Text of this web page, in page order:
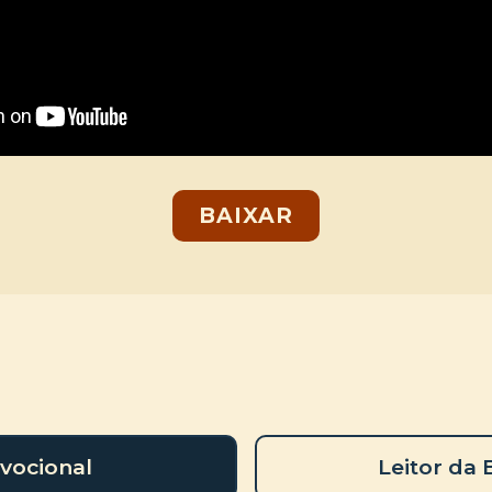
BAIXAR
Leitor da